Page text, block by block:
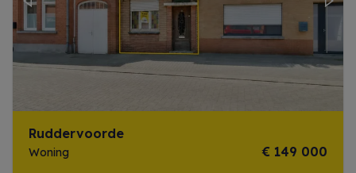
Previous Next
Ruddervoorde
Woning € 149 000